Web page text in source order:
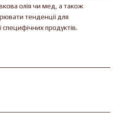
олія чи мед, а також
тенденції для
продуктів.